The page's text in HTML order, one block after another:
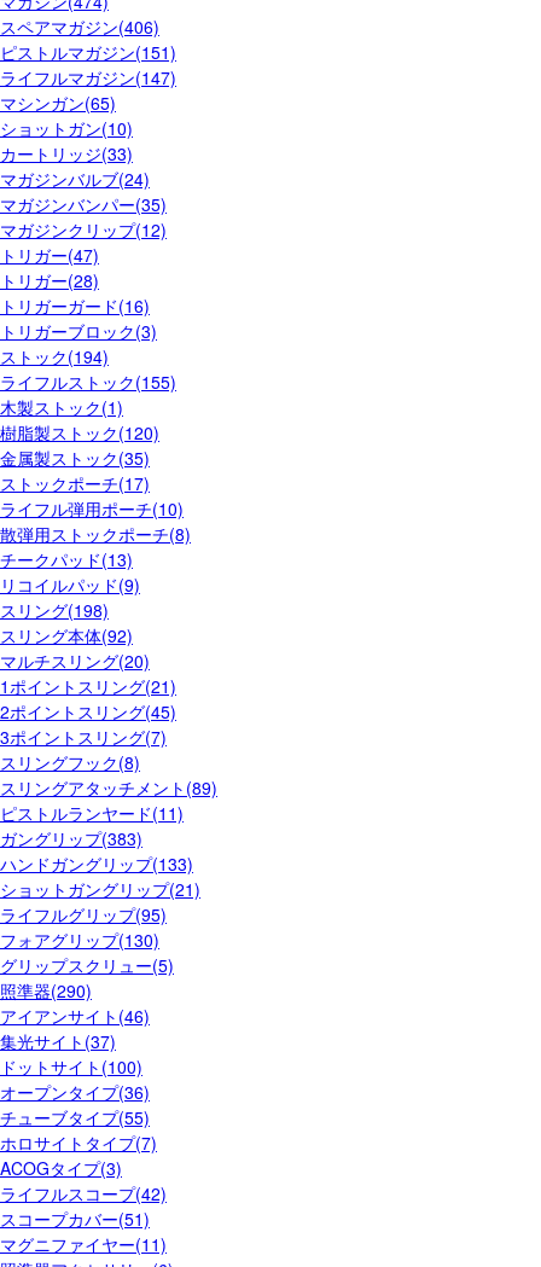
スペアマガジン(406)
ピストルマガジン(151)
ライフルマガジン(147)
マシンガン(65)
ショットガン(10)
カートリッジ(33)
マガジンバルブ(24)
マガジンバンパー(35)
マガジンクリップ(12)
トリガー(47)
トリガー(28)
トリガーガード(16)
トリガーブロック(3)
ストック(194)
ライフルストック(155)
木製ストック(1)
樹脂製ストック(120)
金属製ストック(35)
ストックポーチ(17)
ライフル弾用ポーチ(10)
散弾用ストックポーチ(8)
チークパッド(13)
リコイルパッド(9)
スリング(198)
スリング本体(92)
マルチスリング(20)
1ポイントスリング(21)
2ポイントスリング(45)
3ポイントスリング(7)
スリングフック(8)
スリングアタッチメント(89)
ピストルランヤード(11)
ガングリップ(383)
ハンドガングリップ(133)
ショットガングリップ(21)
ライフルグリップ(95)
フォアグリップ(130)
グリップスクリュー(5)
照準器(290)
アイアンサイト(46)
集光サイト(37)
ドットサイト(100)
オープンタイプ(36)
チューブタイプ(55)
ホロサイトタイプ(7)
ACOGタイプ(3)
ライフルスコープ(42)
スコープカバー(51)
マグニファイヤー(11)